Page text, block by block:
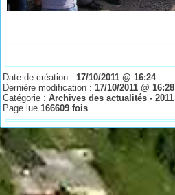
Date de création : 17/10/2011 @ 16:24
Dernière modification : 17/10/2011 @ 16:28
Catégorie :Archives des actualités - 2011
Page lue 166609 fois